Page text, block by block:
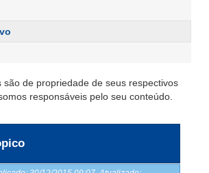
são de propriedade de seus respectivos
responsáveis pelo seu conteúdo.